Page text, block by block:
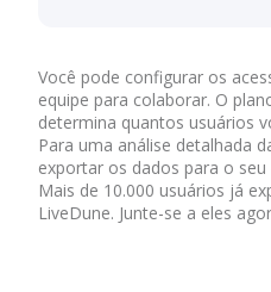
Você pode configurar os
equipe para colaborar. O
determina quantos usuários
Para uma análise detalhada
exportar os dados para o
Mais de 10.000 usuários já
LiveDune. Junte-se a eles